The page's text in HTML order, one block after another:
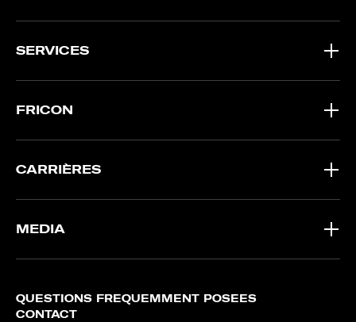
SERVICES
FRICON
CARRIÈRES
MEDIA
QUESTIONS FRÉQUEMMENT POSÉES
CONTACT